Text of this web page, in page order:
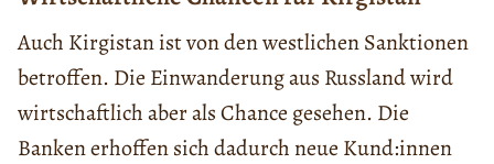
Auch Kirgistan ist von den westlichen Sanktionen
betroffen. Die Einwanderung aus Russland wird
wirtschaftlich aber als Chance gesehen. Die
Banken erhoffen sich dadurch neue Kund:innen